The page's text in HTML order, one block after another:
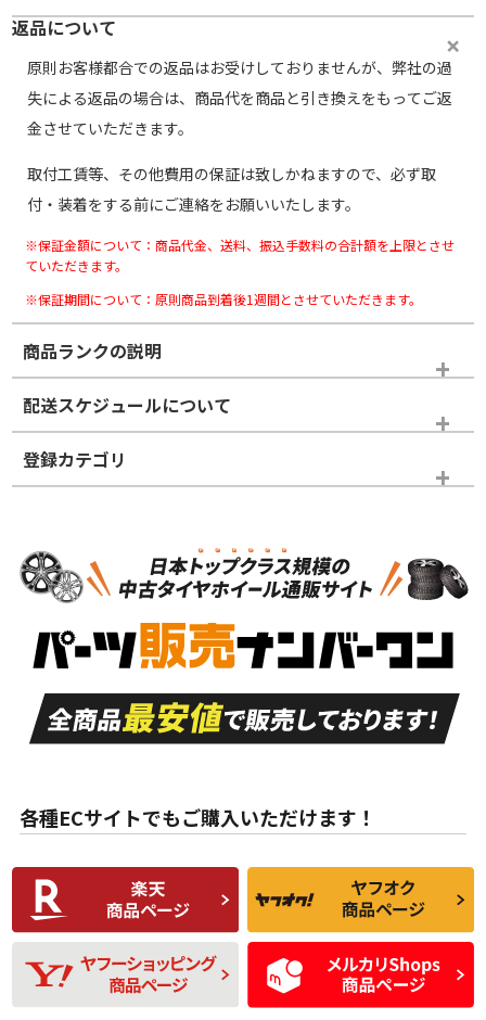
返品について
原則お客様都合での返品はお受けしておりませんが、弊社の過
失による返品の場合は、商品代を商品と引き換えをもってご返
金させていただきます。
取付工賃等、その他費用の保証は致しかねますので、必ず取
付・装着をする前にご連絡をお願いいたします。
※保証金額について：商品代金、送料、振込手数料の合計額を上限とさせ
ていただきます。
※保証期間について：原則商品到着後1週間とさせていただきます。
商品ランクの説明
※商品ランクは出品者の主観により判断しておりますので、あら
かじめご了承ください。
ホイールランク
S
品）
S
新車外し品（新古
付き
A
走行距離も少なく、
目立つ傷もほとんど
ない中古品
A
走行距離も少なく、
非常に状態の良い中
古品
な中古品
んどない中古品
C
比較的きれいな中古
品
C
られるが、使用に問
題のない中古品
D
使用感や目立つ傷が
あり、一般的な中古
品
D
残り溝も少なく、偏
磨耗がみられ、短期
間使用できるくらい
の中古品
配送スケジュールについて
登録カテゴリ
タイヤホイールセット
各種ECサイトでもご購入いただけます！